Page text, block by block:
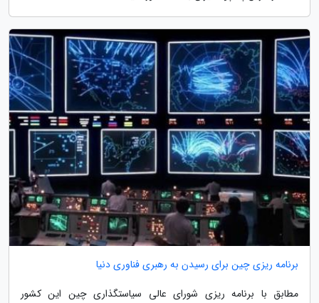
برنامه ریزی چین برای رسیدن به رهبری فناوری دنیا
مطابق با برنامه ریزی شورای عالی سیاستگذاری چین این کشور